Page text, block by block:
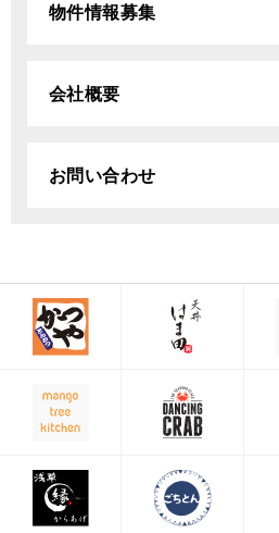
物件情報募集
会社概要
お問い合わせ